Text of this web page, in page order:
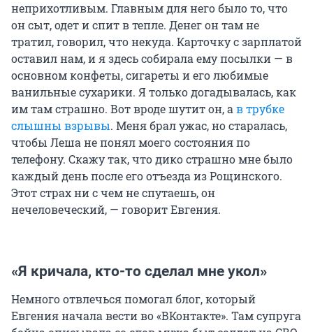
неприхотливым. Главным для него было то, что
он сыт, одет и спит в тепле. Денег он там не
тратил, говорил, что некуда. Карточку с зарплатой
оставил нам, и я здесь собирала ему посылки — в
основном конфеты, сигареты и его любимые
ванильные сухарики. Я только догадывалась, как
им там страшно. Вот вроде шутит он, а в трубке
слышны взрывы. Меня брал ужас, но старалась,
чтобы Леша не понял моего состояния по
телефону. Скажу так, что дико страшно мне было
каждый день после его отъезда из Рощинского.
Этот страх ни с чем не спутаешь, он
нечеловеческий, — говорит Евгения.
«Я кричала, кто-то сделал мне укол»
Немного отвлечься помогал блог, который
Евгения начала вести во «ВКонтакте». Там супруга